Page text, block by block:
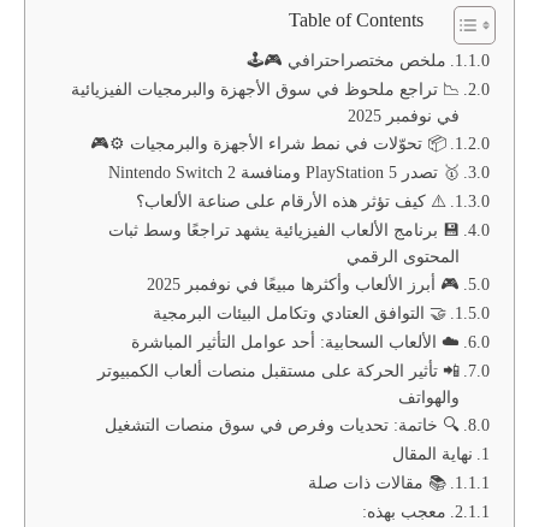
Table of Contents
ملخص مختصراحترافي 🎮🕹️
📉 تراجع ملحوظ في سوق الأجهزة والبرمجيات الفيزيائية
في نوفمبر 2025
📦 تحوّلات في نمط شراء الأجهزة والبرمجيات ⚙️🎮
🥇 تصدر PlayStation 5 ومنافسة Nintendo Switch 2
⚠️ كيف تؤثر هذه الأرقام على صناعة الألعاب؟
💾 برنامج الألعاب الفيزيائية يشهد تراجعًا وسط ثبات
المحتوى الرقمي
🎮 أبرز الألعاب وأكثرها مبيعًا في نوفمبر 2025
🤝 التوافق العتادي وتكامل البيئات البرمجية
☁️ الألعاب السحابية: أحد عوامل التأثير المباشرة
📲 تأثير الحركة على مستقبل منصات ألعاب الكمبيوتر
والهواتف
🔍 خاتمة: تحديات وفرص في سوق منصات التشغيل
نهاية المقال
📚 مقالات ذات صلة
معجب بهذه: